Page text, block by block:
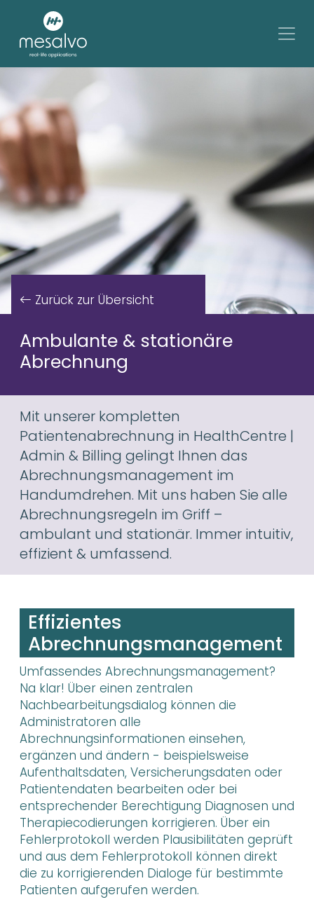
Zurück zur Übersicht
Ambulante & stationäre
Abrechnung
Mit unserer kompletten
Patientenabrechnung in HealthCentre |
Admin & Billing gelingt Ihnen das
Abrechnungsmanagement im
Handumdrehen. Mit uns haben Sie alle
Abrechnungsregeln im Griff –
ambulant und stationär. Immer intuitiv,
effizient & umfassend.
Effizientes
Abrechnungsmanagement
Umfassendes Abrechnungsmanagement?
Na klar! Über einen zentralen
Nachbearbeitungsdialog können die
Administratoren alle
Abrechnungsinformationen einsehen,
ergänzen und ändern - beispielsweise
Aufenthaltsdaten, Versicherungsdaten oder
Patientendaten bearbeiten oder bei
entsprechender Berechtigung Diagnosen und
Therapiecodierungen korrigieren. Über ein
Fehlerprotokoll werden Plausibilitäten geprüft
und aus dem Fehlerprotokoll können direkt
die zu korrigierenden Dialoge für bestimmte
Patienten aufgerufen werden.